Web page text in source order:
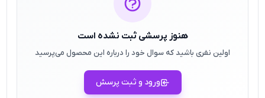
هنوز پرسشی ثبت نشده است
اولین نفری باشید که سوال خود را درباره این محصول می‌پرسید
ورود و ثبت پرسش